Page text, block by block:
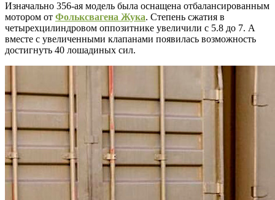
Изначально 356-ая модель была оснащена отбалансированным
мотором от Фольксвагена Жука. Степень сжатия в
четырехцилиндровом оппозитнике увеличили с 5.8 до 7. А
вместе с увеличенными клапанами появилась возможность
достигнуть 40 лошадиных сил.